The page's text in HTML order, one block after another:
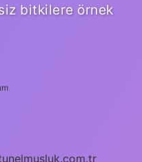
bitkilere örnek